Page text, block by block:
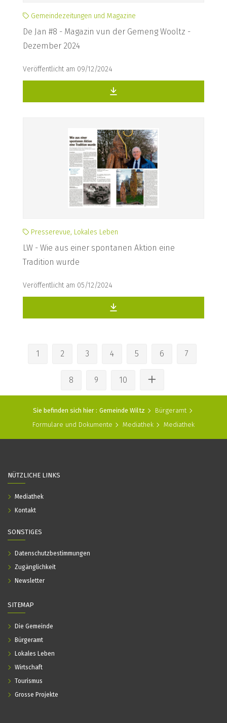
Gemeindezeitungen und Magazine
De Jan #8 - Magazin vun der Gemeng Wooltz -
Dezember 2024
Veröffentlicht am 09/12/2024
Presserevue, Lokales Leben
LW - Wie aus einer spontanen Aktion eine
Tradition wurde
Veröffentlicht am 05/12/2024
1 2 3 4 5 6 7
8 9 10
Sie befinden sich hier : Gemeinde Wiltz
Bürgeramt
Formulare und Dokumente
Mediathek Mediathek
SITEMAP
Die Gemeinde
Bürgeramt
Lokales Leben
Wirtschaft
Tourismus
Grosse Projekte
NÜTZLICHE LINKS
Mediathek
Kontakt
SONSTIGES
Datenschutzbestimmungen
Zugänglichkeit
Newsletter